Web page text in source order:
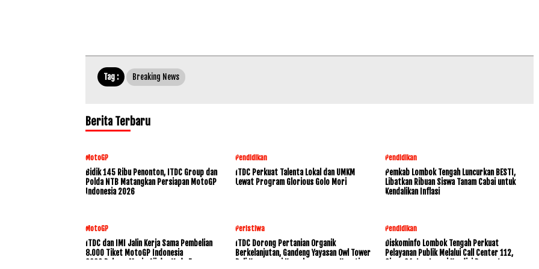
Tag : Breaking News
Berita Terbaru
MotoGP
Bidik 145 Ribu Penonton, ITDC Group dan
Polda NTB Matangkan Persiapan MotoGP
Indonesia 2026
Pendidikan
ITDC Perkuat Talenta Lokal dan UMKM
Lewat Program Glorious Golo Mori
Pendidikan
Pemkab Lombok Tengah Luncurkan BESTI,
Libatkan Ribuan Siswa Tanam Cabai untuk
Kendalikan Inflasi
MotoGP
ITDC dan IMI Jalin Kerja Sama Pembelian
8.000 Tiket MotoGP Indonesia
2026,Dukung Mario Aji dan Veda Ega
Peristiwa
ITDC Dorong Pertanian Organik
Berkelanjutan, Gandeng Yayasan Owl Tower
Bali Konservasi Keanekaragaman Hayati
Pendidikan
Diskominfo Lombok Tengah Perkuat
Pelayanan Publik Melalui Call Center 112,
Siaga 24 Jam Layani Kondisi Darurat